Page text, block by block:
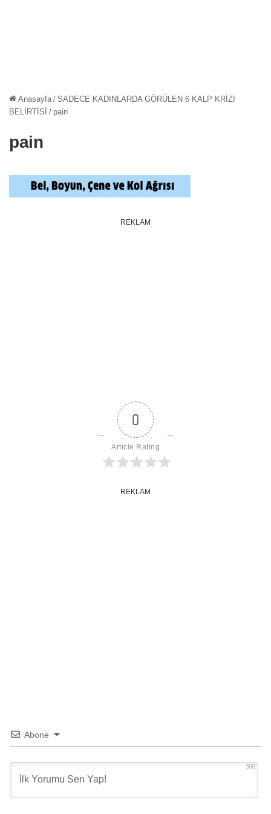
Anasayfa / SADECE KADINLARDA GÖRÜLEN 6 KALP KRİZİ
BELİRTİSİ / pain
pain
REKLAM
0
Article Rating
REKLAM
Abone
500